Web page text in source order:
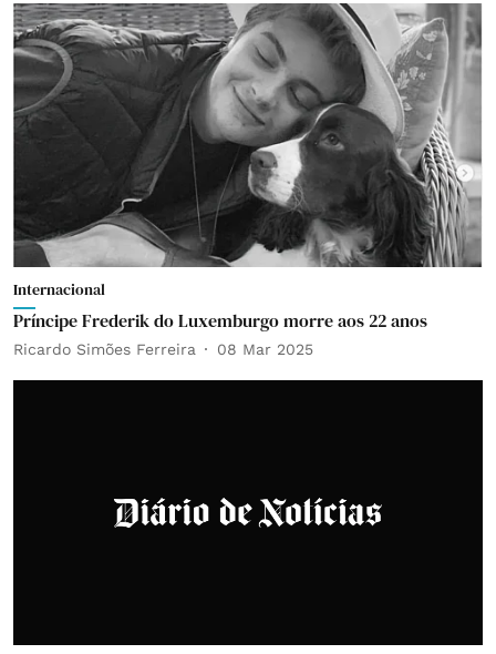
Internacional
Príncipe Frederik do Luxemburgo morre aos 22 anos
Ricardo Simões Ferreira 08 Mar 2025